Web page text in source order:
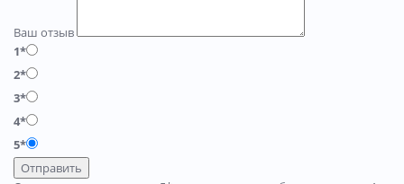
Ваш отзыв
1*
2*
3*
4*
5*
Отправить